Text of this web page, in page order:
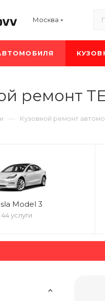
Москва
ремонт
— Кузовной ремонт
Model 3
44 услуги